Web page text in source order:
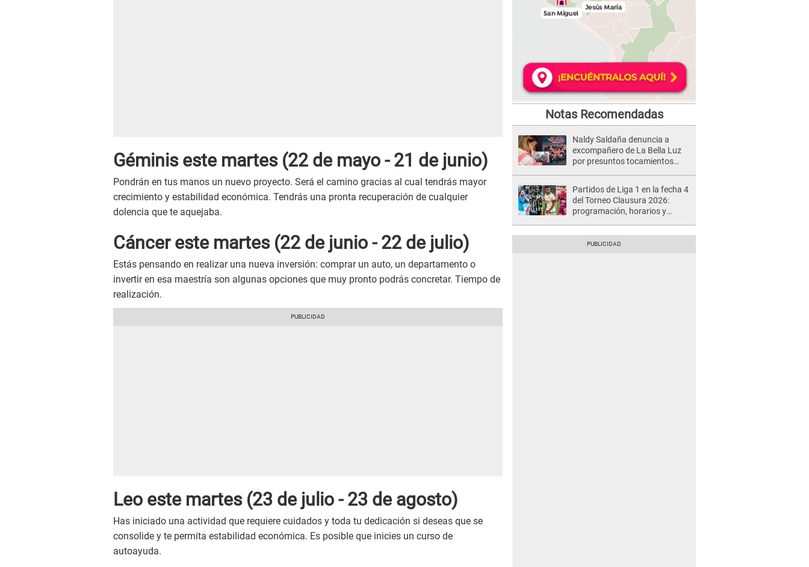
Géminis este martes (22 de mayo - 21 de junio)
Pondrán en tus manos un nuevo proyecto. Será el camino gracias al cual tendrás mayor
crecimiento y estabilidad económica. Tendrás una pronta recuperación de cualquier
dolencia que te aquejaba.
Cáncer este martes(22 de junio - 22 de julio)
Estás pensando en realizar una nueva inversión: comprar un auto, un departamento o
invertir en esa maestría son algunas opciones que muy pronto podrás concretar. Tiempo de
realización.
Leo este martes(23 de julio - 23 de agosto)
Has iniciado una actividad que requiere cuidados y toda tu dedicación si deseas que se
consolide y te permita estabilidad económica. Es posible que inicies un curso de
autoayuda.
Notas Recomendadas
Naldy Saldaña denuncia a
excompañero de La Bella Luz
por presuntos tocamientos
Partidos de Liga 1 en la fecha 4
del Torneo Clausura 2026:
programación, horarios y